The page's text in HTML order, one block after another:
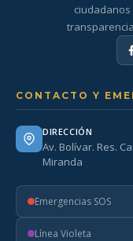
ciudadanos
CONTACTO Y
DIRECCIÓN
Av. Bolívar. Res.
Miranda
Emergencias SOS
Línea Violeta